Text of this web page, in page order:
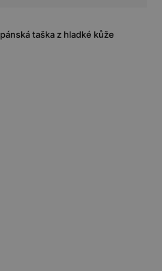
taška z hladké kůže